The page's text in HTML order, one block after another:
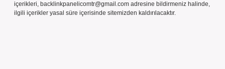
içerikleri, backlinkpanelicomtr@gmail.com adresine bildirmeniz halinde,
ilgili içerikler yasal süre içerisinde sitemizden kaldırılacaktır.